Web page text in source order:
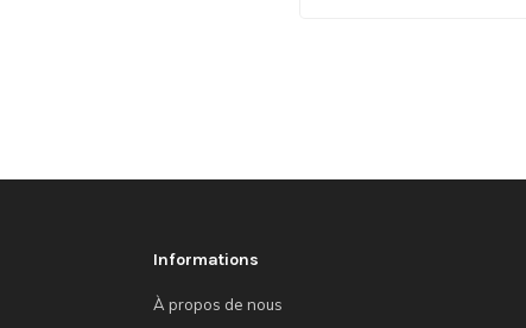
Informations
À propos de nous